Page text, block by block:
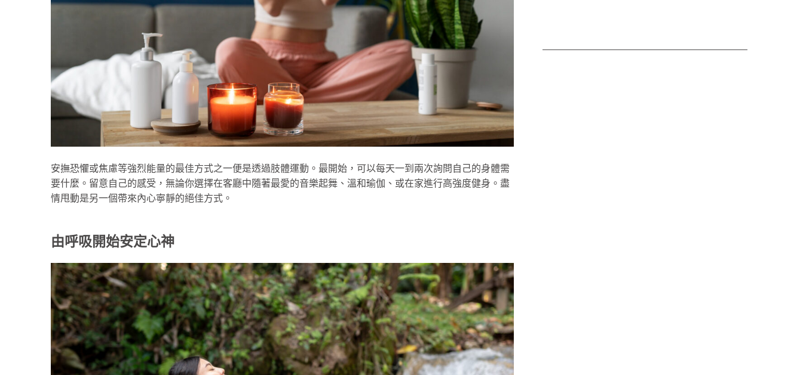
安撫恐懼或焦慮等強烈能量的最佳方式之一便是透過肢體運動。最開始，可以每天一到兩次詢問自己的身體需
要什麼。留意自己的感受，無論你選擇在客廳中隨著最愛的音樂起舞、溫和瑜伽、或在家進行高強度健身。盡
情甩動是另一個帶來內心寧靜的絕佳方式。
由呼吸開始安定心神